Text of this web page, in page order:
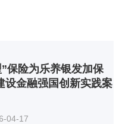
保险为乐养银发加保
设金融强国创新实践案
04-17